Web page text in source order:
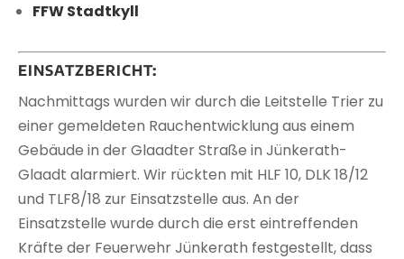
FFW Stadtkyll
EINSATZBERICHT:
Nachmittags wurden wir durch die Leitstelle Trier zu
einer gemeldeten Rauchentwicklung aus einem
Gebäude in der Glaadter Straße in Jünkerath-
Glaadt alarmiert. Wir rückten mit HLF 10, DLK 18/12
und TLF8/18 zur Einsatzstelle aus. An der
Einsatzstelle wurde durch die erst eintreffenden
Kräfte der Feuerwehr Jünkerath festgestellt, dass